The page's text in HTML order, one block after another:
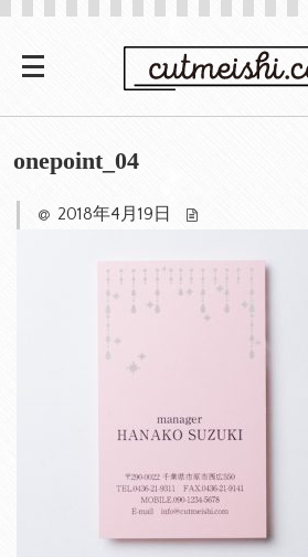
onepoint_04
2018年4月19日